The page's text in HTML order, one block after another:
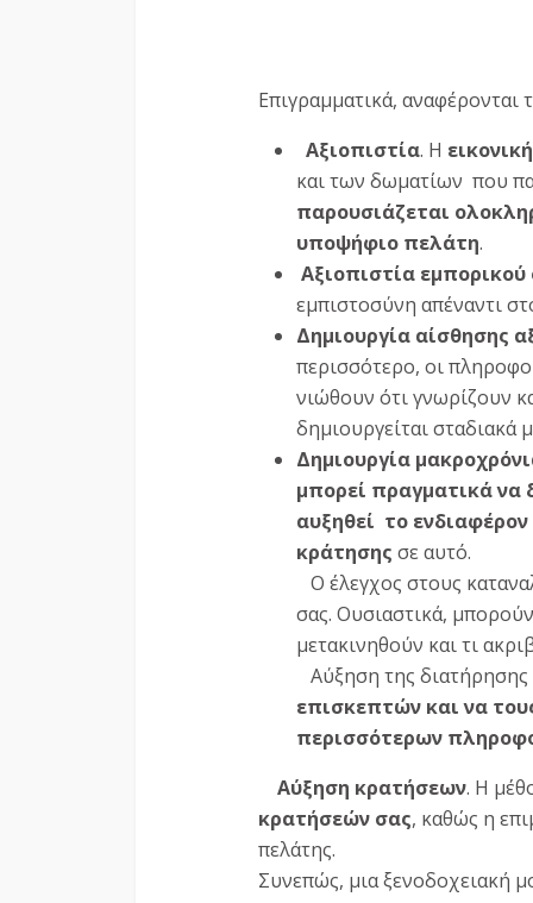
Επιγραμματικά, αναφέρονται
Αξιοπιστία. Η
και των δωματίων που
παρουσιάζεται
υποψήφιο πελάτη.
Αξιοπιστία
εμπιστοσύνη απέναντι
Δημιουργία αίσθησης
περισσότερο, οι
νιώθουν ότι γνωρίζουν
δημιουργείται σταδιακά
Δημιουργία
μπορεί πραγματικά να
αυξηθεί το
κράτησης σε αυτό.
Ο έλεγχος στους
σας. Ουσιαστικά,
μετακινηθούν και τι
Αύξηση της
επισκεπτών και να
περισσότερων
Αύξηση κρατήσεων. Η
κρατήσεών σας, καθώς η
πελάτης.
Συνεπώς, μια ξενοδοχειακή